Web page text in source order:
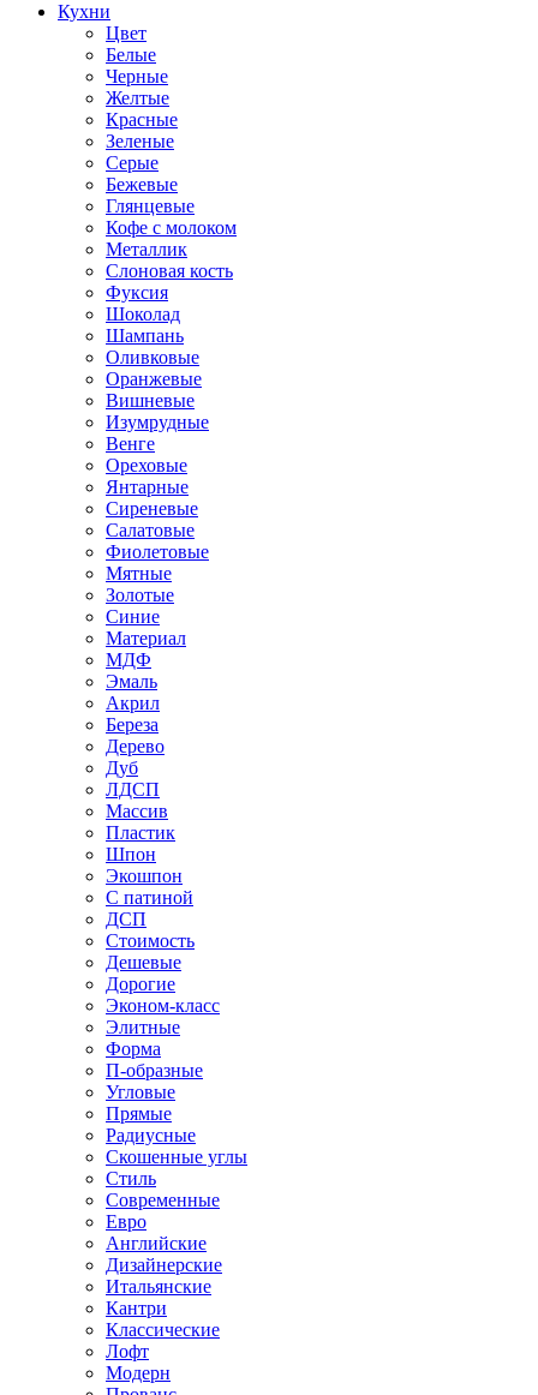
Кухни
Цвет
Белые
Черные
Желтые
Красные
Зеленые
Серые
Бежевые
Глянцевые
Кофе с молоком
Металлик
Слоновая кость
Фуксия
Шоколад
Шампань
Оливковые
Оранжевые
Вишневые
Изумрудные
Венге
Ореховые
Янтарные
Сиреневые
Салатовые
Фиолетовые
Мятные
Золотые
Синие
Материал
МДФ
Эмаль
Акрил
Береза
Дерево
Дуб
ЛДСП
Массив
Пластик
Шпон
Экошпон
С патиной
ДСП
Стоимость
Дешевые
Дорогие
Эконом-класс
Элитные
Форма
П-образные
Угловые
Прямые
Радиусные
Скошенные углы
Стиль
Современные
Евро
Английские
Дизайнерские
Итальянские
Кантри
Классические
Лофт
Модерн